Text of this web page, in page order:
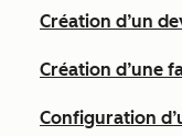
Création d’un
Création d’une
Configuration